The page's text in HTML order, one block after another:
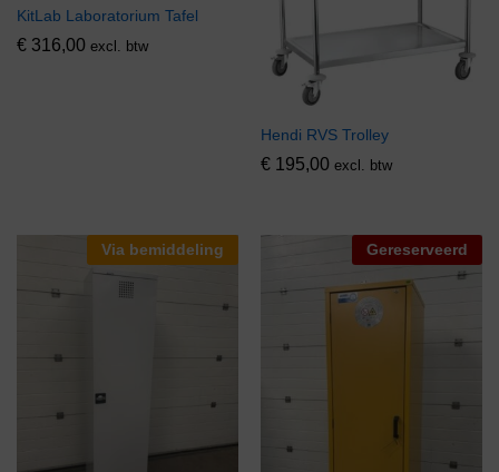
KitLab Laboratorium Tafel
€ 316,00 excl. btw
Hendi RVS Trolley
€ 195,00 excl. btw
Via bemiddeling Gereserveerd